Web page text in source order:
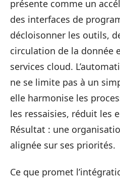
présente comme un
des interfaces de
décloisonner les outils,
circulation de la donnée
services cloud.
ne se limite pas à un
elle harmonise les
les ressaisies, réduit les
Résultat : une
alignée sur ses priorités.
Ce que promet